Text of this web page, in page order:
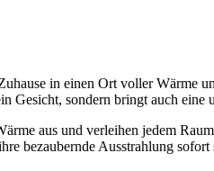
‍in einen Ort ​voller Wärme
Gesicht, sondern bringt auch eine
aus und verleihen jedem
bezaubernde Ausstrahlung